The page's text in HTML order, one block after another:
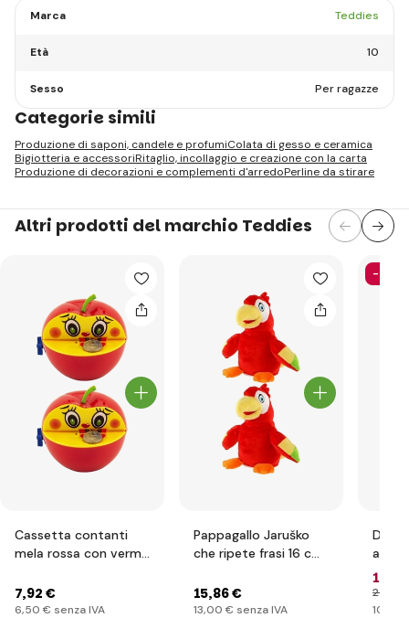
Marca Teddies
Età 10
Sesso Per ragazze
Categorie simili
Produzione di saponi, candele e profumiColata di gesso e ceramica
Bigiotteria e accessoriRitaglio, incollaggio e creazione con la carta
Produzione di decorazioni e complementi d'arredoPerline da stirare
Altri prodotti del marchio Teddies
Cassetta contanti
mela rossa con verme
11x10cm
7,92 €
6,50 € senza IVA
Pappagallo Jaruško
che ripete frasi 16 cm
15,86 €
13,00 € senza IVA
-51%
con
in
12
25
10